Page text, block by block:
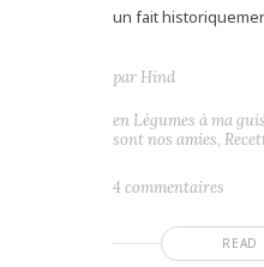
un fait
READ
par Hind
en Légumes à ma
sont nos amies,
4 commentaires